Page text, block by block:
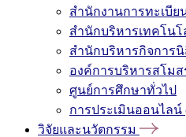
สำนักงานการทะเบีย
สำนักบริหารเทคโนโ
สำนักบริหารกิจการ
องค์การบริหารสโม
ศูนย์การศึกษาทั่วไป
การประเมินออนไลน์
วิจัยและนวัตกรรม